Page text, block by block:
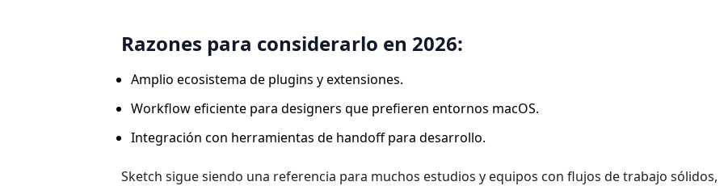
Razones para considerarlo en 2026:
Amplio ecosistema de plugins y extensiones.
Workflow eficiente para designers que prefieren entornos macOS.
Integración con herramientas de handoff para desarrollo.
Sketch sigue siendo una referencia para muchos estudios y equipos con flujos de trabajo sólidos,